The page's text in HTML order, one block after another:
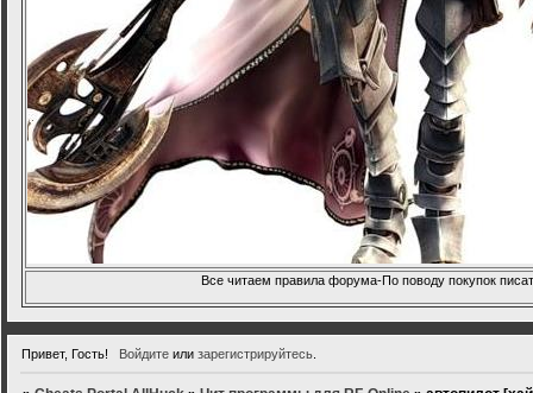
Все читаем правила форума-По поводу покупок
Привет, Гость! Войдитеили зарегистрируйтесь.